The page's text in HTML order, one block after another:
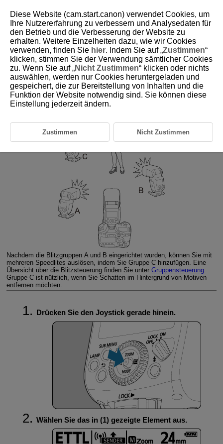
D393-038
Automatische Blitzaufnahmen mit
drei Empfängergruppen
Nachdem die Blitzgruppen A und B eingerichtet wurden, können Sie mit
mehreren Speedlites auslösen, indem Sie Gruppe C hinzufügen. Eine
Übersicht über die Blitzsteuerung finden Sie unter Gruppensteuerung.
Gruppe C ist nützlich, wenn Sie Schatten im Hintergrund von Motiven
entfernen möchten.
Drücken Sie den Joystick gerade hinein.
Wählen Sie das in (1) gezeigte Element aus.
Diese Website (cam.start.canon) verwendet Cookies, um
Ihre Nutzererfahrung zu verbessern und Analysedaten für
den Betrieb und die Verbesserung der Website zu
erhalten. Weitere Einzelheiten dazu, wie wir Cookies
verwenden, finden Sie hier. Indem Sie auf „Zustimmen“
klicken, stimmen Sie der Verwendung sämtlicher Cookies
zu. Wenn Sie auf „Nicht Zustimmen“ klicken oder nichts
auswählen, werden nur Cookies heruntergeladen und
gespeichert, die zur Bereitstellung von Inhalten und die
Funktion der Website notwendig sind. Sie können diese
Einstellung jederzeit ändern.
Zustimmen Nicht Zustimmen